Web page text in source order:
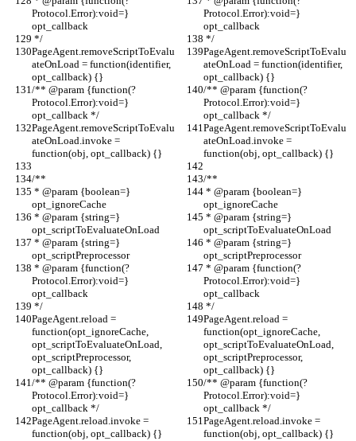
Protocol.Error):void=}
opt_callback
Protocol.Error):void=}
opt_callback
*/
*/
PageAgent.removeScriptToEvalu
ateOnLoad = function(identifier,
opt_callback) {}
PageAgent.removeScriptToEvalu
ateOnLoad = function(identifier,
opt_callback) {}
/** @param {function(?
Protocol.Error):void=}
opt_callback */
/** @param {function(?
Protocol.Error):void=}
opt_callback */
PageAgent.removeScriptToEvalu
ateOnLoad.invoke =
function(obj, opt_callback) {}
PageAgent.removeScriptToEvalu
ateOnLoad.invoke =
function(obj, opt_callback) {}
/**
/**
opt_ignoreCache
opt_ignoreCache
opt_scriptToEvaluateOnLoad
opt_scriptToEvaluateOnLoad
opt_scriptPreprocessor
opt_scriptPreprocessor
Protocol.Error):void=}
opt_callback
Protocol.Error):void=}
opt_callback
*/
*/
PageAgent.reload =
function(opt_ignoreCache,
opt_scriptToEvaluateOnLoad,
opt_scriptPreprocessor,
opt_callback) {}
PageAgent.reload =
function(opt_ignoreCache,
opt_scriptToEvaluateOnLoad,
opt_scriptPreprocessor,
opt_callback) {}
/** @param {function(?
Protocol.Error):void=}
opt_callback */
/** @param {function(?
Protocol.Error):void=}
opt_callback */
PageAgent.reload.invoke =
function(obj, opt_callback) {}
PageAgent.reload.invoke =
function(obj, opt_callback) {}